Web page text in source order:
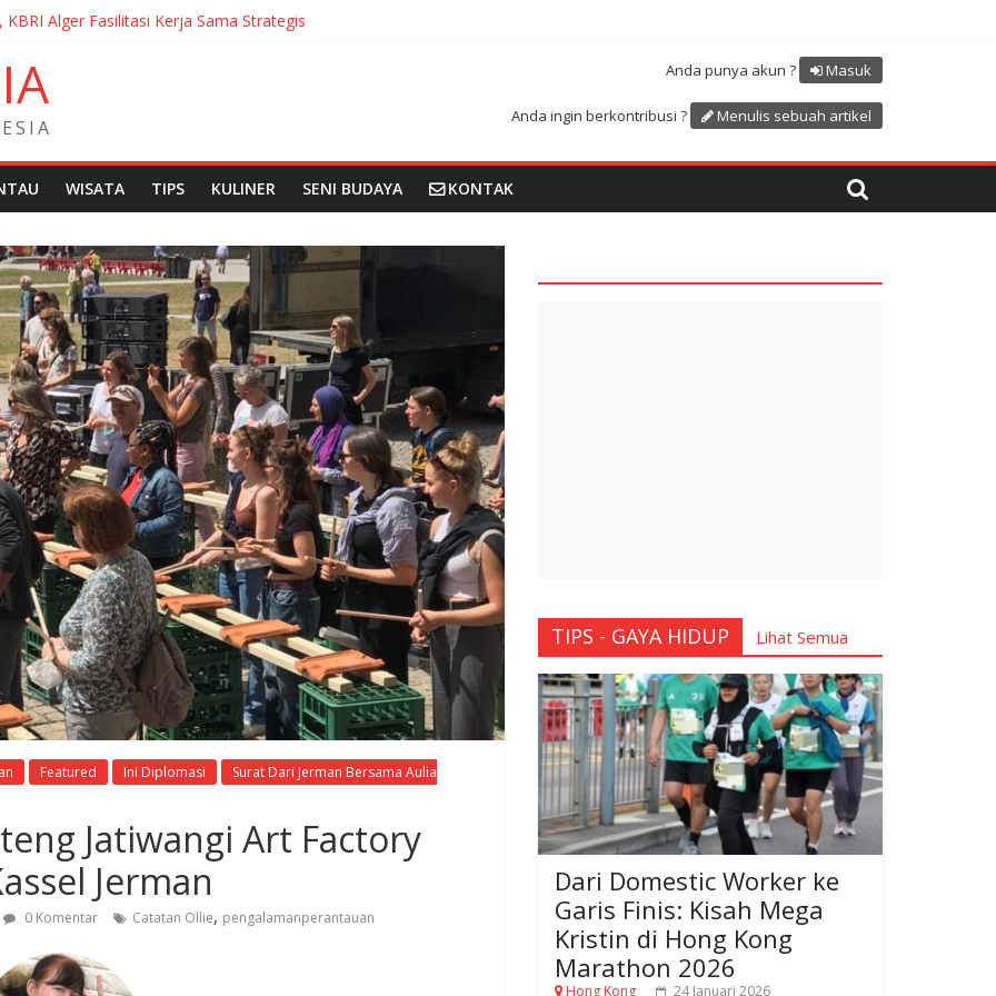
Alger Fasilitasi Kerja Sama Strategis
Merah Putih sepanjang 50 Meter di Brick Hill Hong Kong untuk menyambut HUT RI ke 81
Film Festival 2026 Montréal Kanada
Indonesia kepada Komunitas Paroki di Angola
IA
ES I A
Anda punya akun ? Masuk
Anda ingin berkontribusi ? Menulis sebuah artikel
WISATA TIPS KULINER SENI BUDAYA KONTAK
Featured Ini Diplomasi
Surat Dari Jerman Bersama Aulia
Jatiwangi Art Factory
Jerman
0 Komentar Catatan Ollie, pengalamanperantauan
TIPS - GAYA HIDUP Lihat Semua
Dari Domestic Worker ke
Garis Finis: Kisah Mega
Kristin di Hong Kong
Marathon 2026
Hong Kong
24 Januari 2026